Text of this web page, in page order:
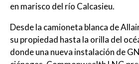
en marisco del río Calcasieu.
Desde la camioneta blanca de
su propiedad hasta la orilla del
donde una nueva instalación de